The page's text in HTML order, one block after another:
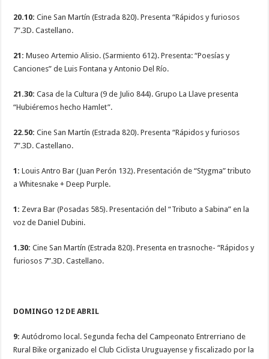
20.10:Cine San Martín (Estrada 820). Presenta “Rápidos y furiosos
7”.3D. Castellano.
21:Museo Artemio Alisio. (Sarmiento 612). Presenta: “Poesías y
Canciones” de Luis Fontana y Antonio Del Río.
21.30:Casa de la Cultura (9 de Julio 844). Grupo La Llave presenta
“Hubiéremos hecho Hamlet”.
22.50:Cine San Martín (Estrada 820). Presenta “Rápidos y furiosos
7”.3D. Castellano.
1: Louis Antro Bar (Juan Perón 132). Presentación de “Stygma” tributo
a Whitesnake + Deep Purple.
1: Zevra Bar (Posadas 585). Presentación del “Tributo a Sabina” en la
voz de Daniel Dubini.
1.30:Cine San Martín (Estrada 820). Presenta en trasnoche- “Rápidos y
furiosos 7”.3D. Castellano.
DOMINGO 12 DE ABRIL
9: Autódromo local. Segunda fecha del Campeonato Entrerriano de
Rural Bike organizado el Club Ciclista Uruguayense y fiscalizado por la